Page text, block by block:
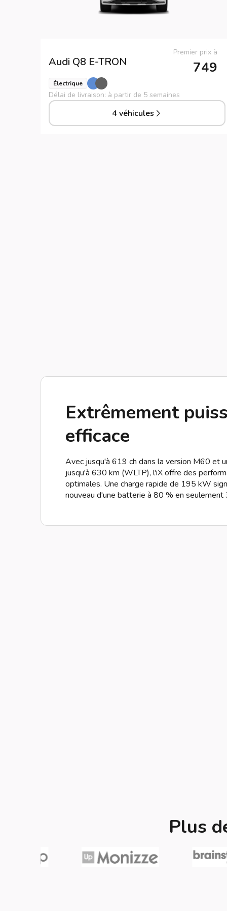
Audi Q8 E-TRON
Premier prix à
749
Électrique
Délai de livraison: à partir de 5 semaines
4 véhicules
Extrêmement
efficace
Avec jusqu'à 619 ch dans la version M60 et
jusqu'à 630 km (WLTP), l'iX offre des
optimales. Une charge rapide de 195 kW
nouveau d'une batterie à 80 % en seulement
Plus